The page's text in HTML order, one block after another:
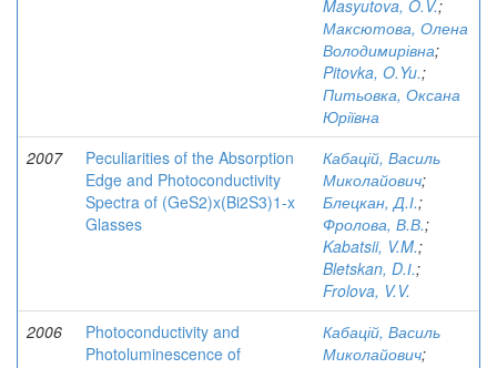
Masyutova, O.V.;
Максютова, Олена
Володимирівна;
Pitovka, O.Yu.;
Питьовка, Оксана
Юріївна
2007
Peculiarities of the Absorption
Edge and Photoconductivity
Spectra of (GeS2)x(Bi2S3)1-x
Glasses
Кабацій, Василь
Миколайович;
Блецкан, Д.І.;
Фролова, В.В.;
Kabatsii, V.M.;
Bletskan, D.І.;
Frolova, V.V.
2006
Photoconductivity and
Photoluminescence of
Кабацій, Василь
Миколайович;